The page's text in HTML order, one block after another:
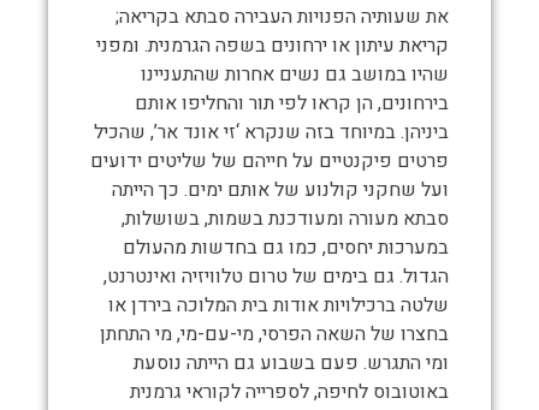
את שעותיה הפנויות העבירה סבתא בקריאה;
קריאת עיתון או ירחונים בשפה הגרמנית. ומפני
שהיו במושב גם נשים אחרות שהתעניינו
בירחונים, הן קראו לפי תור והחליפו אותם
ביניהן. במיוחד בזה שנקרא ‘זי אונד אר’, שהכיל
פרטים פיקנטיים על חייהם של שליטים ידועים
ועל שחקני קולנוע של אותם ימים. כך הייתה
סבתא מעורה ומעודכנת בשמות, בשושלות,
במערכות יחסים, כמו גם בחדשות מהעולם
הגדול. גם בימים של טרום טלוויזיה ואינטרנט,
שלטה ברכילויות אודות בית המלוכה בירדן או
בחצרו של השאה הפרסי, מי-עם-מי, מי התחתן
ומי התגרש. פעם בשבוע גם הייתה נוסעת
באוטובוס לחיפה, לספרייה לקוראי גרמנית